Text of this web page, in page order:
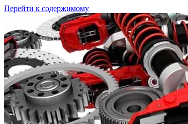
Перейти к содержимому